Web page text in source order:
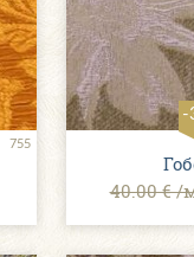
755
-
40.00 € /